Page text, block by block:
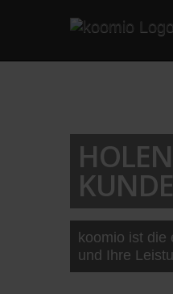
koomio ist
und Ihre